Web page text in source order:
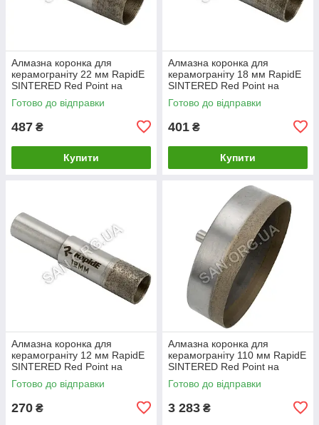
Алмазна коронка для
керамограніту 22 мм RapidE
SINTERED Red Point на
Дриль
Готово до відправки
487 ₴
Купити
Алмазна коронка для
керамограніту 18 мм RapidE
SINTERED Red Point на
Дриль
Готово до відправки
401 ₴
Купити
Алмазна коронка для
керамограніту 12 мм RapidE
SINTERED Red Point на
Дриль
Готово до відправки
270 ₴
Алмазна коронка для
керамограніту 110 мм RapidE
SINTERED Red Point на
Дриль
Готово до відправки
3 283 ₴